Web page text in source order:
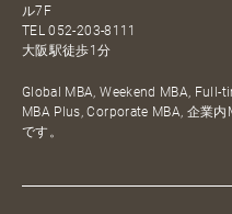
ル7F
TEL052-203-8111
大阪駅徒歩1分
Global MBA, Weekend MBA, Full-
MBA Plus, Corporate MBA, 企業
です。